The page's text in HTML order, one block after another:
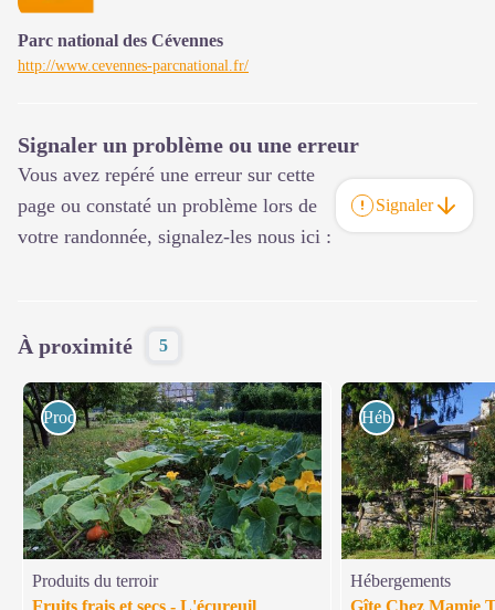
Parc national des Cévennes
http://www.cevennes-parcnational.fr/
Signaler un problème ou une erreur
Vous avez repéré une erreur sur cette
page ou constaté un problème lors de
votre randonnée, signalez-les nous ici :
Signaler
À proximité 5
Produits du terroir
Produits du terroir
Fruits frais et secs - L'écureuil
Hébergements
Hébergements
Gîte Chez Mamie